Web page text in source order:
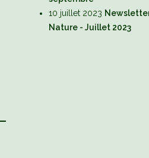
10 juillet 2023
Nature - Juillet 2023